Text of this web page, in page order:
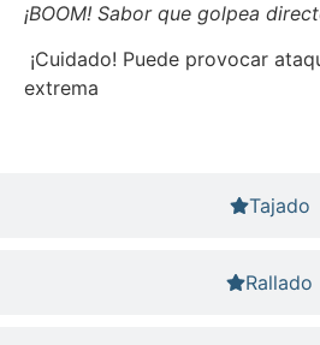
Tajado
Rallado
¡BOOM! Sabor que golpea
¡Cuidado! Puede provocar
extrema